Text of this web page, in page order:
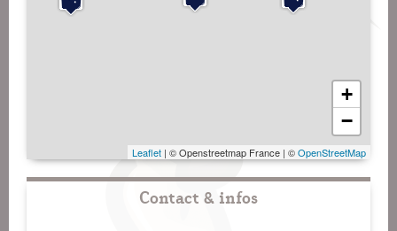
+
−
Leaflet | © Openstreetmap France | ©OpenStreetMap
Contact & infos